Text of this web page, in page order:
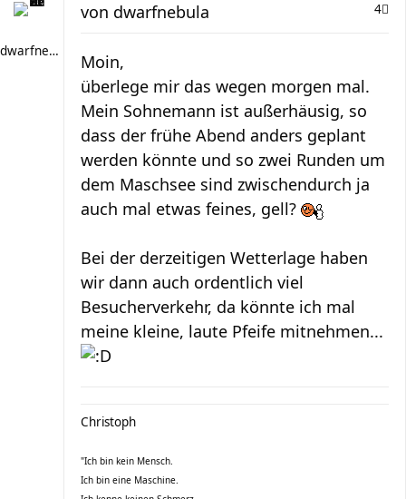
dwarfnebula
4
von dwarfnebula
Moin,
überlege mir das wegen morgen mal.
Mein Sohnemann ist außerhäusig, so
dass der frühe Abend anders geplant
werden könnte und so zwei Runden um
dem Maschsee sind zwischendurch ja
auch mal etwas feines, gell?
Bei der derzeitigen Wetterlage haben
wir dann auch ordentlich viel
Besucherverkehr, da könnte ich mal
meine kleine, laute Pfeife mitnehmen...
Christoph
"Ich bin kein Mensch.
Ich bin eine Maschine.